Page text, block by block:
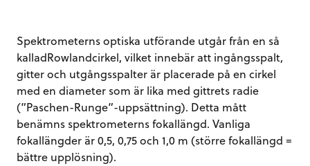
Spektrometerns optiska utförande utgår från en så
kalladRowlandcirkel, vilket innebär att ingångsspalt,
gitter och utgångsspalter är placerade på en cirkel
med en diameter som är lika med gittrets radie
(”Paschen-Runge”-uppsättning). Detta mått
benämns spektrometerns fokallängd. Vanliga
fokallängder är 0,5, 0,75 och 1,0 m (större fokallängd =
bättre upplösning).